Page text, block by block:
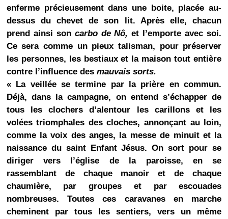
enferme précieusement dans une boite, placée au-
dessus du chevet de son lit. Après elle, chacun
prend ainsi son carbo de Nô,et l’emporte avec soi.
Ce sera comme un pieux talisman, pour préserver
les personnes, les bestiaux et la maison tout entière
contre l’influence des mauvais sorts.
« La veillée se termine par la prière en commun.
Déjà, dans la campagne, on entend s’échapper de
tous les clochers d’alentour les carillons et les
volées triomphales des cloches, annonçant au loin,
comme la voix des anges, la messe de minuit et la
naissance du saint Enfant Jésus. On sort pour se
diriger vers l’église de la paroisse, en se
rassemblant de chaque manoir et de chaque
chaumière, par groupes et par escouades
nombreuses. Toutes ces caravanes en marche
cheminent par tous les sentiers, vers un même